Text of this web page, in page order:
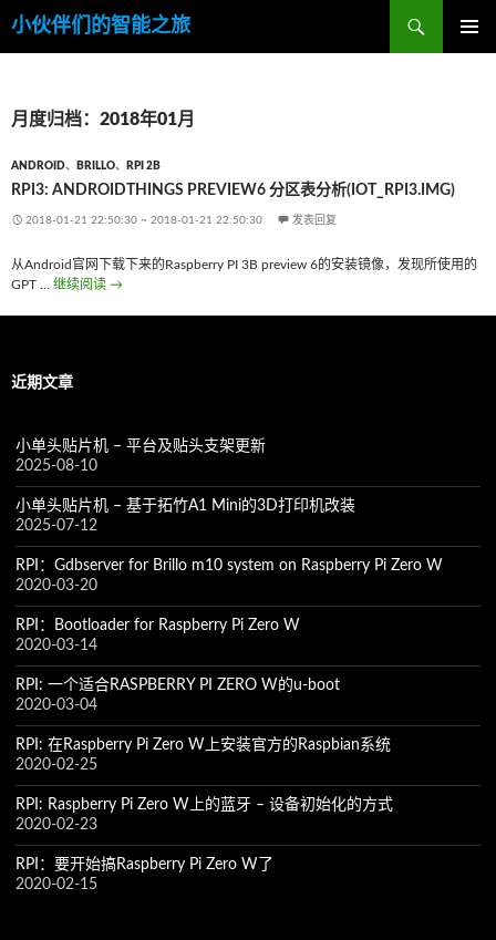
小伙伴们的智能之旅
索
容
月度归档：2018年01月
ANDROID、 BRILLO、 RPI 2B
RPI3: ANDROIDTHINGS PREVIEW6 分区表分析(IOT_RPI3.IMG)
2018-01-21 22:50:30 ~ 2018-01-21 22:50:30 发表回复
从Android官网下载下来的Raspberry PI 3B preview 6的安装镜像，发现所使用的
GPT … 继续阅读 RPI3: AndroidThings Preview6 分区表分析(iot_rpi3.img)
→
近期文章
小单头贴片机 – 平台及贴头支架更新
2025-08-10
小单头贴片机 – 基于拓竹A1 Mini的3D打印机改装
2025-07-12
RPI：Gdbserver for Brillo m10 system on Raspberry Pi Zero W
2020-03-20
RPI：Bootloader for Raspberry Pi Zero W
2020-03-14
RPI: 一个适合RASPBERRY PI ZERO W的u-boot
2020-03-04
RPI: 在Raspberry Pi Zero W上安装官方的Raspbian系统
2020-02-25
RPI: Raspberry Pi Zero W上的蓝牙 – 设备初始化的方式
2020-02-23
RPI：要开始搞Raspberry Pi Zero W了
2020-02-15